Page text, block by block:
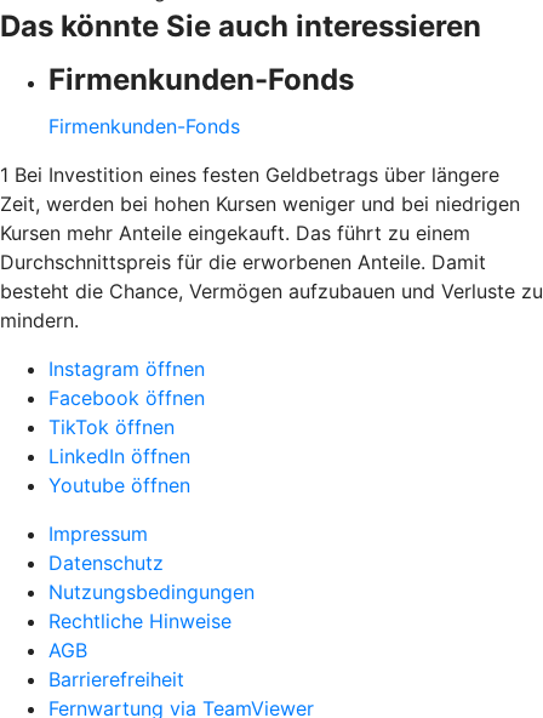
Das könnte Sie auch interessieren
Firmenkunden-Fonds
Firmenkunden-Fonds
1 Bei Investition eines festen Geldbetrags über längere
Zeit, werden bei hohen Kursen weniger und bei niedrigen
Kursen mehr Anteile eingekauft. Das führt zu einem
Durchschnittspreis für die erworbenen Anteile. Damit
besteht die Chance, Vermögen aufzubauen und Verluste zu
mindern.
Instagram öffnen
Facebook öffnen
TikTok öffnen
LinkedIn öffnen
Youtube öffnen
Impressum
Datenschutz
Nutzungsbedingungen
Rechtliche Hinweise
AGB
Barrierefreiheit
Fernwartung via TeamViewer